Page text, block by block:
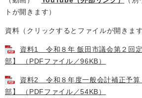
トが開きます）
資料（クリックするとファイルが開きます
資料1 令和８年 飯田市議会第２回
部】 （PDFファイル／96KB）
資料2 令和８年度一般会計補正予算
部】 （PDFファイル／54KB）